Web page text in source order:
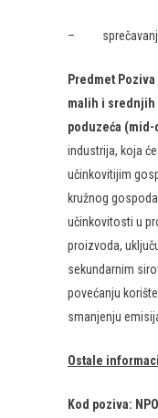
– sprečavanja
Predmet Poziva
malih i
poduzeća (mid-
industrija, koja
učinkovitijim
kružnog
učinkovitosti u
proizvoda,
sekundarnim
povećanju
smanjenju
Ostale
Kod poziva: